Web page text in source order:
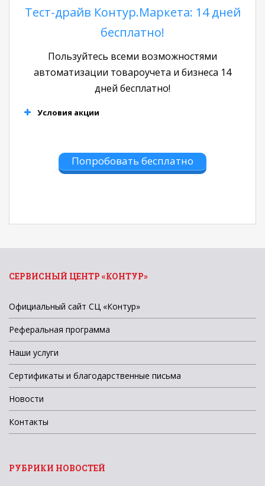
Тест-драйв Контур.Маркета: 14 дней
бесплатно!
Пользуйтесь всеми возможностями
автоматизации товароучета и бизнеса 14
дней бесплатно!
Условия акции
Попробовать бесплатно
СЕРВИСНЫЙ ЦЕНТР «КОНТУР»
Официальный сайт СЦ «Контур»
Реферальная программа
Наши услуги
Сертификаты и благодарственные письма
Новости
Контакты
РУБРИКИ НОВОСТЕЙ